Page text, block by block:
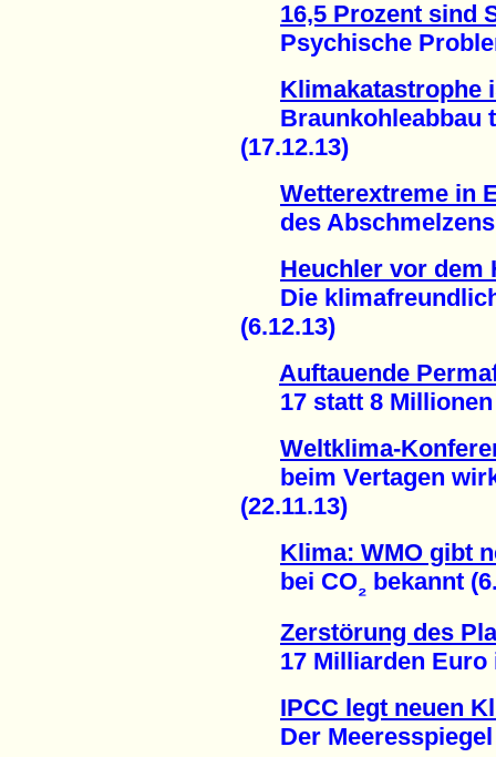
16,5 Prozent sind
Psychische
Klimakatastrophe
Braunkohleabbau
(17.12.13)
Wetterextreme in
des Abschmelzens
Heuchler vor dem
Die
(6.12.13)
Auftauende
17 statt 8 Millionen
Weltklima-
beim Vertagen
(22.11.13)
Klima: WMO gibt
bei CO₂ bekannt
Zerstörung des
17 Milliarden Euro
IPCC legt neuen
Der Meeresspiegel